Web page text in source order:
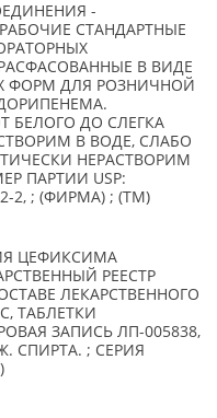
-
СТАНДАРТНЫЕ
В ВИДЕ
ФОРМ ДЛЯ РОЗНИЧНОЙ
БЕЛОГО ДО СЛЕГКА
В ВОДЕ, СЛАБО
НЕРАСТВОРИМ
ПАРТИИ USP:
2, ; (ФИРМА) ; (TM)
ЦЕФИКСИМА
РЕЕСТР
ЛЕКАРСТВЕННОГО
ТАБЛЕТКИ
ЗАПИСЬ ЛП-005838,
СПИРТА. ; СЕРИЯ